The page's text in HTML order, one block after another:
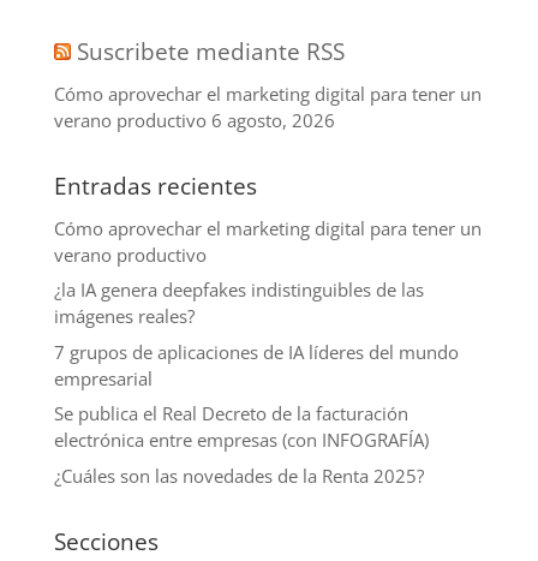
Suscribete mediante RSS
Cómo aprovechar el marketing digital para tener un
verano productivo 6 agosto, 2026
Entradas recientes
Cómo aprovechar el marketing digital para tener un
verano productivo
¿la IA genera deepfakes indistinguibles de las
imágenes reales?
7 grupos de aplicaciones de IA líderes del mundo
empresarial
Se publica el Real Decreto de la facturación
electrónica entre empresas (con INFOGRAFÍA)
¿Cuáles son las novedades de la Renta 2025?
Secciones